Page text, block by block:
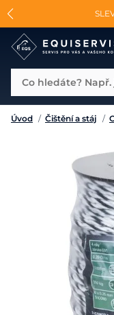
😮
📐Pasování a
Úvod / Čištění a stáj /